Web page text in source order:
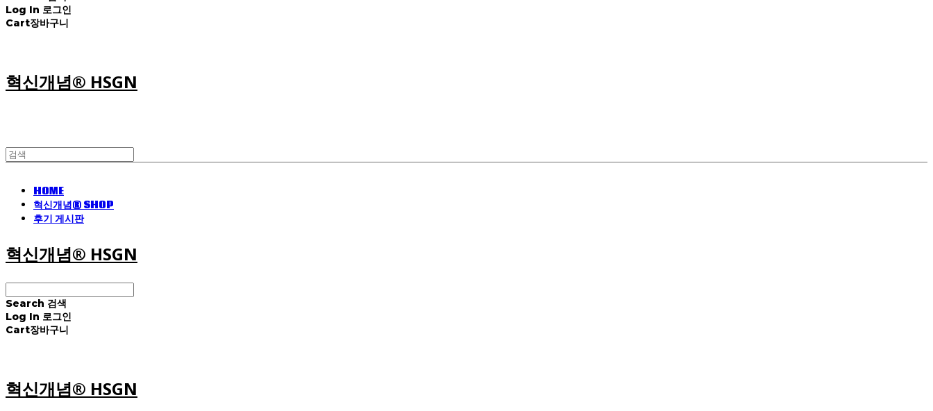
Log In 로그인
Cart장바구니
혁신개념® HSGN
HOME
혁신개념® SHOP
후기 게시판
혁신개념® HSGN
Search 검색
Log In 로그인
Cart장바구니
혁신개념® HSGN